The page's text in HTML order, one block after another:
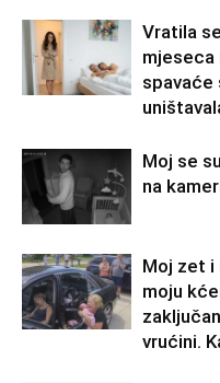
Vratila
mjeseca
spavaće
Moj se
na
Moj zet i
moju
vrućini.